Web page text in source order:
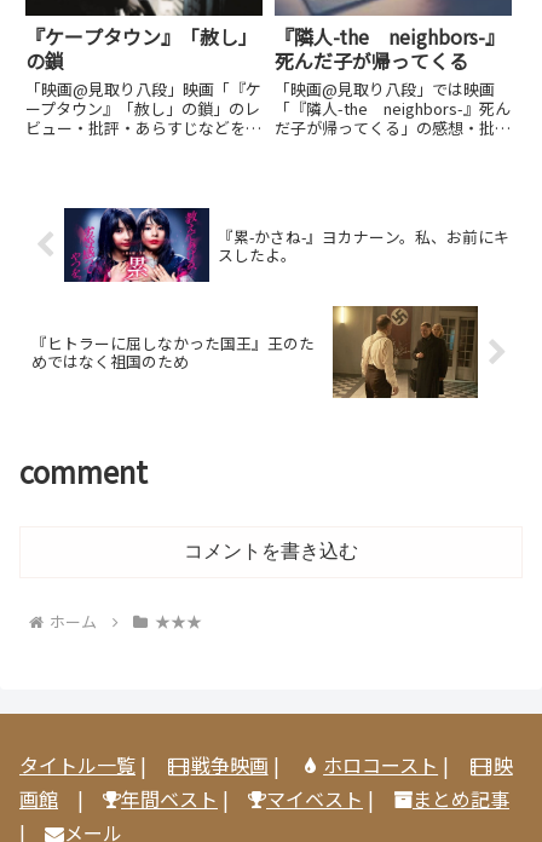
『ケープタウン』「赦し」
の鎖
「映画@見取り八段」映画「『ケ
ープタウン』「赦し」の鎖」のレ
ビュー・批評・あらすじなどをお
『隣人-the neighbors-』
死んだ子が帰ってくる
「映画@見取り八段」では映画
「『隣人-the neighbors-』死ん
だ子が帰ってくる」の感想・批評
感想は別枠で表記。
『累-かさね-』ヨカナーン。私、お前にキ
スしたよ。
『ヒトラーに屈しなかった国王』王のた
めではなく祖国のため
comment
コメントを書き込む
ホーム ★★★
タイトル一覧 | 戦争映画 | ホロコースト |
映
画館 | 年間ベスト | マイベスト |
まとめ記事
|
メール